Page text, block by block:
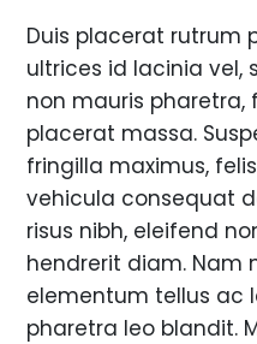
Duis placerat rutrum
ultrices id lacinia vel,
non mauris pharetra,
placerat massa.
fringilla maximus,
vehicula consequat
risus nibh, eleifend
hendrerit diam. Nam
elementum tellus ac
pharetra leo blandit.